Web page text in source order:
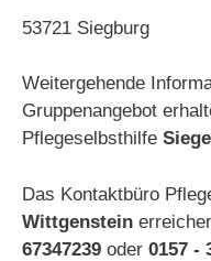
53721 Siegburg
Weitergehende
Gruppenangebot
Pflegeselbsthilfe
Das Kontaktbüro
Wittgenstein
67347239 oder 0157 -